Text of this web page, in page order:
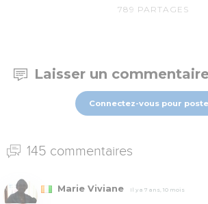
789 PARTAGES
Laisser un commentaire
Connectez-vous pour
145 commentaires
Marie Viviane Il y a 7 ans, 10 mois